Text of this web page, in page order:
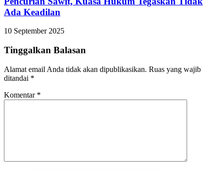
Ada Keadilan
10 September 2025
Tinggalkan Balasan
Alamat email Anda tidak akan dipublikasikan. Ruas yang wajib
ditandai *
Komentar *